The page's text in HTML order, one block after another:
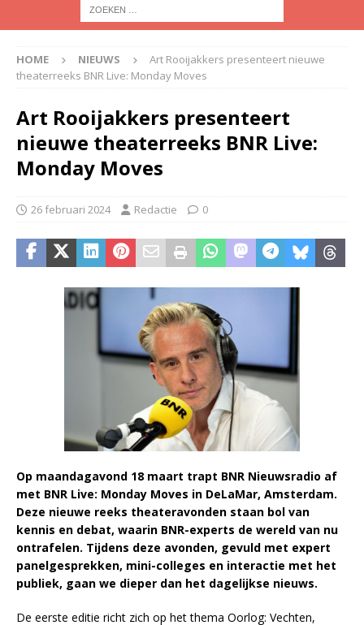
HOME NIEUWS
Art Rooijakkers presenteert nieuwe
theaterreeks BNR Live: Monday Moves
Art Rooijakkers presenteert
nieuwe theaterreeks BNR Live:
Monday Moves
26 februari 2024 Redactie 0
Op maandagavond 18 maart trapt BNR Nieuwsradio af
met BNR Live: Monday Moves in DeLaMar, Amsterdam.
Deze nieuwe reeks theateravonden staan bol van
kennis en debat, waarin BNR-experts de wereld van nu
ontrafelen. Tijdens deze avonden, gevuld met expert
panelgesprekken, mini-colleges en interactie met het
publiek, gaan we dieper dan het dagelijkse nieuws.
De eerste editie richt zich op het thema Oorlog: Vechten,